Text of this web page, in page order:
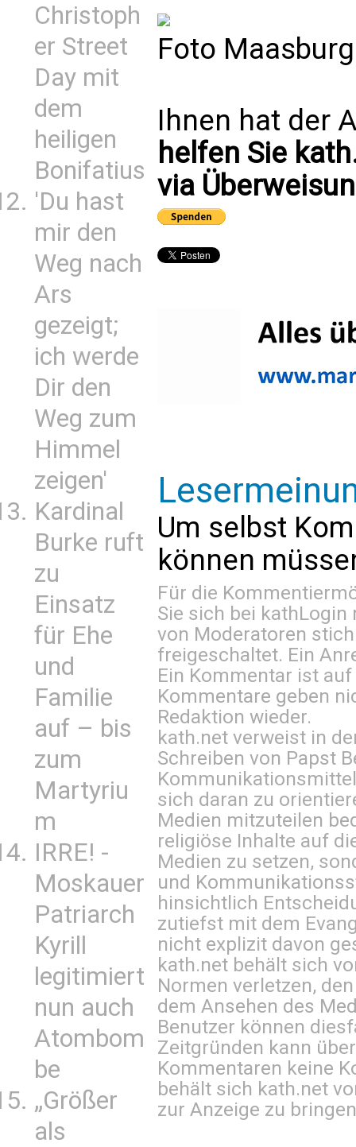
Christoph
er Street
Day mit
dem
heiligen
Bonifatius
'Du hast
mir den
Weg nach
Ars
gezeigt;
ich werde
Dir den
Weg zum
Himmel
zeigen'
Kardinal
Burke ruft
zu
Einsatz
für Ehe
und
Familie
auf – bis
zum
Martyriu
m
IRRE! -
Moskauer
Patriarch
Kyrill
legitimiert
nun auch
Atombom
be
„Größer
als
Foto
Ihnen hat der
helfen Sie
via
Um selbst
können
Für die
Sie sich bei kathLogin
von Moderatoren
freigeschaltet. Ein
Ein Kommentar ist
Kommentare geben
Redaktion wieder.
kath.net verweist in
Schreiben von Papst
sich daran zu
Medien mitzuteilen
religiöse Inhalte auf
Medien zu setzen,
und
hinsichtlich
zutiefst mit dem
nicht explizit davon
kath.net behält sich
Normen verletzen,
dem Ansehen des
Benutzer können
Zeitgründen kann
Kommentaren keine
behält sich kath.net
zur Anzeige zu